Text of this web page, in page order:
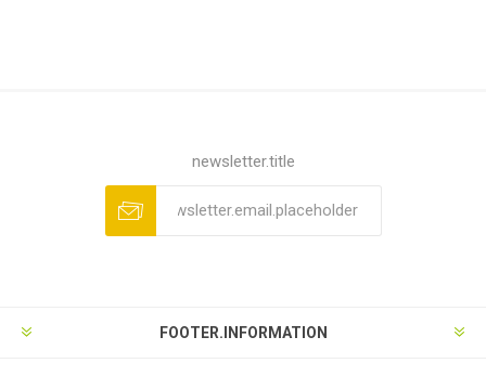
newsletter.title
FOOTER.INFORMATION